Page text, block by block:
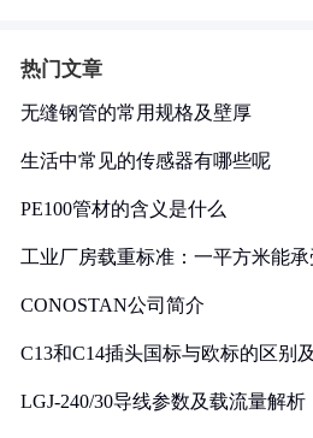
热门文章
无缝钢管的常用规格及壁厚
生活中常见的传感器有哪些呢
PE100管材的含义是什么
工业厂房载重标准：一平方米能
CONOSTAN公司简介
C13和C14插头国标与欧标的区别
LGJ-240/30导线参数及载流量解析